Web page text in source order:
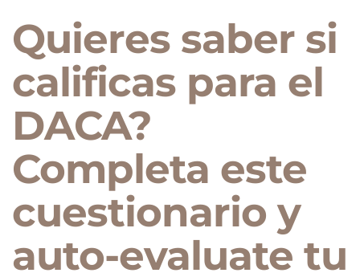
Quieres saber si
calificas para el
DACA?
Completa este
cuestionario y
auto-evaluate tu